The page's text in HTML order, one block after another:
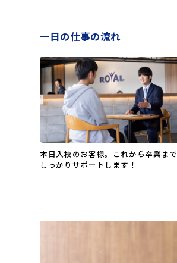
一日の仕事の流れ
本日入校のお客様。これから卒業まで
しっかりサポートします！